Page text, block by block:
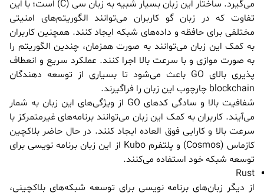
می‌گیرد. ساختار این زبان بسیار شبیه به زبان سی (C) است؛ با این
تفاوت که در زبان گو کاربران می‌توانند الگوریتم‌های امنیتی
مختلفی برای حافظه و داده‌های شبکه ایجاد کنند. همچنین کاربران
به کمک این زبان می‌توانند به صورت همزمان، چندین الگوریتم را
به صورت موازی و با سرعت بالا اجرا کنند. عملکرد سریع و انعطاف
پذیری بالای GO باعث می‌شود تا بسیاری از توسعه دهندگان
blockchain چارچوب این زبان را فراگیرند.
شفافیت بالا و سادگی کدهای GO از ویژگی‌های این زبان به شمار
می‌آیند. کاربران به کمک این زبان می‌توانند برنامه‌های غیرمتمرکز با
سرعت بالا و کارایی فوق العاده ایجاد کنند. در حال حاضر بلاکچین
کازماس (Cosmos) و پلتفرم Kubo از این زبان برنامه نویسی برای
توسعه شبکه خود استفاده می‌کنند.
Rust
از دیگر زبان‌های برنامه نویسی برای توسعه شبکه‌های بلاکچینی،